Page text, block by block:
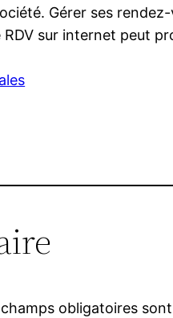
Gérer ses
RDV sur internet peut
obligatoires